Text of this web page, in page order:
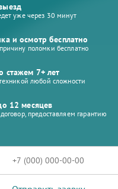
уже через 30 минут
и осмотр бесплатно
поломки бесплатно
стажем 7+ лет
любой сложности
12 месяцев
предоставляем гарантию